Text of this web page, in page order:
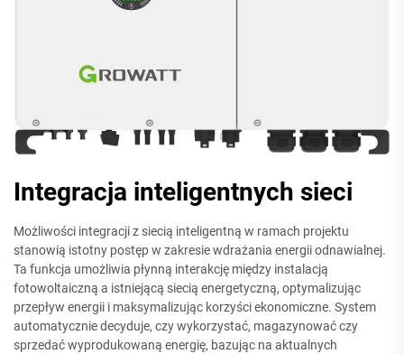
Integracja inteligentnych sieci
Możliwości integracji z siecią inteligentną w ramach projektu
stanowią istotny postęp w zakresie wdrażania energii odnawialnej.
Ta funkcja umożliwia płynną interakcję między instalacją
fotowoltaiczną a istniejącą siecią energetyczną, optymalizując
przepływ energii i maksymalizując korzyści ekonomiczne. System
automatycznie decyduje, czy wykorzystać, magazynować czy
sprzedać wyprodukowaną energię, bazując na aktualnych